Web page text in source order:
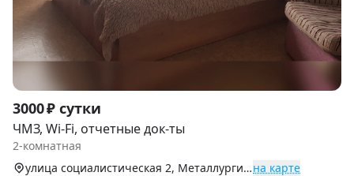
Item
1
of
9
3000 ₽ сутки
ЧМЗ, Wi-Fi, отчетные док-ты
2-комнатная
улица социалистическая 2, Металлургический р-н (ЧМЗ)на карте